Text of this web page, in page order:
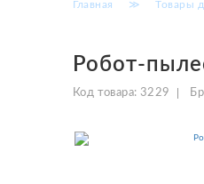
ТОВАРЫ ДЛЯ АВТО
Главная ≫ Товары
Робот-
Код товара: 3229